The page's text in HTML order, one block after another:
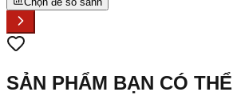
SẢN PHẨM BẠN CÓ